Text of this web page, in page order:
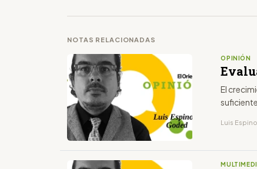
NOTAS RELACIONADAS
OPINIÓN
El
Luis